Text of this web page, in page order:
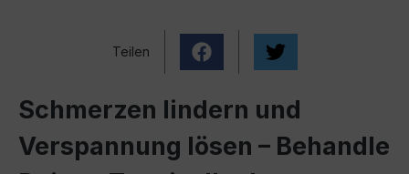
Teilen
Schmerzen lindern und
Verspannung lösen – Behandle